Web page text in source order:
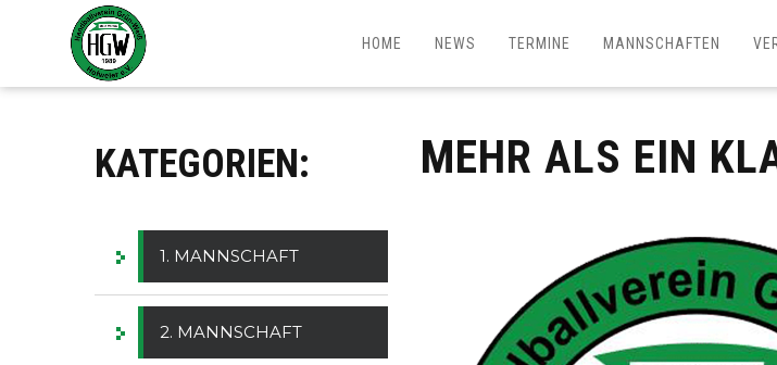
HOME NEWS TERMINE MANNSCHAFTEN
MEHR ALS EIN
KATEGORIEN:
1. MANNSCHAFT
2. MANNSCHAFT